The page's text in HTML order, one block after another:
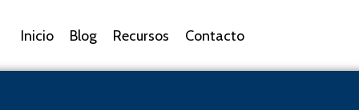
Inicio Blog Recursos Contacto